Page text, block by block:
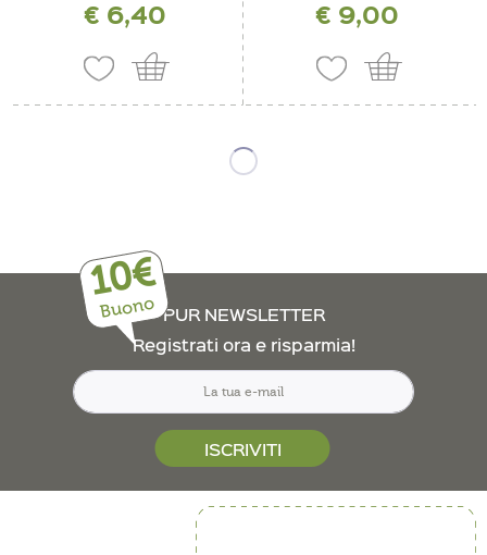
€ 6,40 € 9,00
10€
Buono PUR NEWSLETTER
Registrati ora e risparmia!
ISCRIVITI